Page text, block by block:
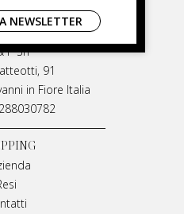
P Srl
91
in Fiore Italia
NEWSLETTER